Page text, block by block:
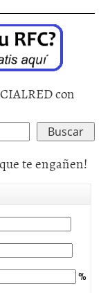
con
te engañen!